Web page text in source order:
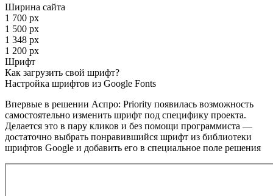
Ширина сайта
1 700 px
1 500 px
1 348 px
1 200 px
Шрифт
Как загрузить свой шрифт?
Настройка шрифтов из Google Fonts
Впервые в решении Аспро: Priority появилась возможность
самостоятельно изменить шрифт под специфику проекта.
Делается это в пару кликов и без помощи программиста —
достаточно выбрать понравившийся шрифт из библиотеки
шрифтов Google и добавить его в специальное поле решения